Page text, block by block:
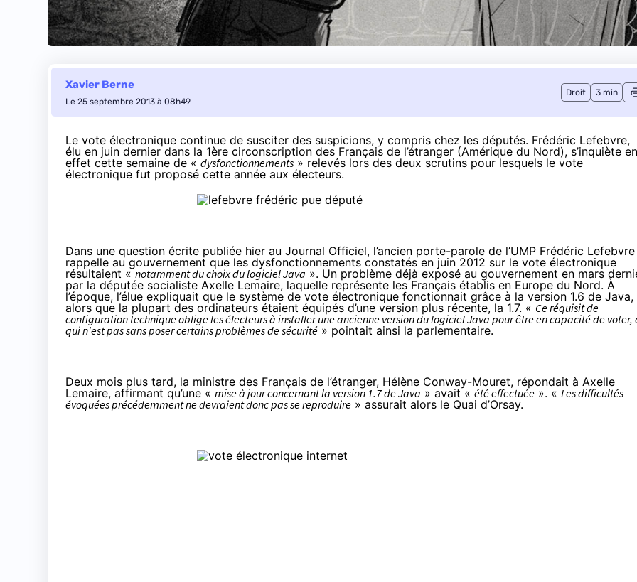
Xavier Berne
Le 25 septembre 2013 à 08h49
Droit 3 min
Le vote électronique continue de susciter des suspicions, y compris chez les députés. Frédéric Lefebvre,
élu en juin dernier dans la 1ère circonscription des Français de l’étranger (Amérique du Nord), s’inquiète en
effet cette semaine de « dysfonctionnements » relevés lors des deux scrutins pour lesquels le vote
électronique fut proposé cette année aux électeurs.
Dans une question écrite publiée hier au Journal Officiel, l’ancien porte-parole de l’UMP Frédéric Lefebvre
rappelle au gouvernement que les dysfonctionnements constatés en juin 2012 sur le vote électronique
résultaient «notamment du choix du logiciel Java ». Un problème déjà exposé au gouvernement en mars
par la députée socialiste Axelle Lemaire, laquelle représente les Français établis en Europe du Nord. À
l’époque, l’élue expliquait que le système de vote électronique fonctionnait grâce à la version 1.6 de Java,
alors que la plupart des ordinateurs étaient équipés d’une version plus récente, la 1.7. « Ce réquisit de
configuration technique oblige les électeurs à installer une ancienne version du logiciel Java pour être en capacité de voter,
qui n'est pas sans poser certains problèmes de sécurité » pointait ainsi la parlementaire.
Deux mois plus tard, la ministre des Français de l’étranger, Hélène Conway-Mouret, répondait à Axelle
Lemaire, affirmant qu’une « mise à jour concernant la version 1.7 de Java » avait « été effectuée ». « Les difficultés
évoquées précédemment ne devraient donc pas se reproduire » assurait alors le Quai d’Orsay.